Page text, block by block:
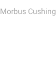
Morbus Cushing